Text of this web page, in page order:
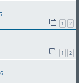
1 2
1 2